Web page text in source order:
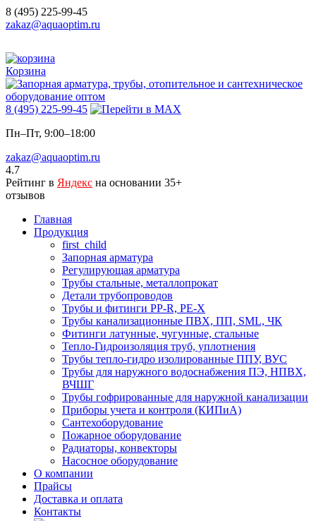
8 (495) 225-99-45
zakaz@aquaoptim.ru
Корзина
8 (495) 225-99-45
Пн–Пт, 9:00–18:00
zakaz@aquaoptim.ru
4.7
Рейтинг в Яндекс на основании 35+
отзывов
Главная
Продукция
first_child
Запорная арматура
Регулирующая арматура
Трубы стальные, металлопрокат
Детали трубопроводов
Трубы и фитинги PP-R, PE-X
Трубы канализационные ПВХ, ПП, SML, ЧК
Фитинги латунные, чугунные, стальные
Тепло-Гидроизоляция труб, уплотнения
Трубы тепло-гидро изолированные ППУ, ВУС
Трубы для наружного водоснабжения ПЭ, НПВХ,
ВЧШГ
Трубы гофрированные для наружной канализации
Приборы учета и контроля (КИПиА)
Сантехоборудование
Пожарное оборудование
Радиаторы, конвекторы
Насосное оборудование
О компании
Прайсы
Доставка и оплата
Контакты